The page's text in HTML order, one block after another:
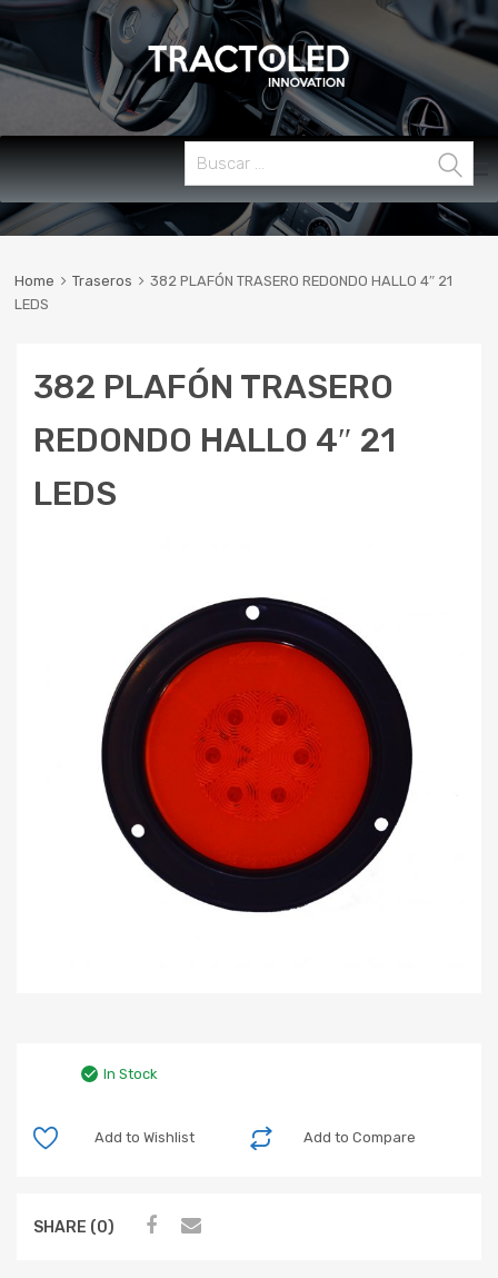
content
MENU
Buscar:
Home Traseros
382 PLAFÓN TRASERO REDONDO HALLO 4″ 21
LEDS
382 PLAFÓN TRASERO
REDONDO HALLO 4″ 21
LEDS
In Stock
Add to Compare
Add to Wishlist
SHARE (0)